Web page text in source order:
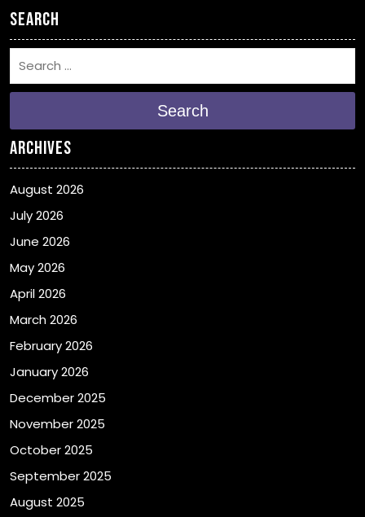
Search
Search
Archives
August 2026
July 2026
June 2026
May 2026
April 2026
March 2026
February 2026
January 2026
December 2025
November 2025
October 2025
September 2025
August 2025